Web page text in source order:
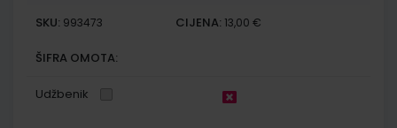
SKU: 993473 CIJENA: 13,00 €
ŠIFRA OMOTA:
Udžbenik